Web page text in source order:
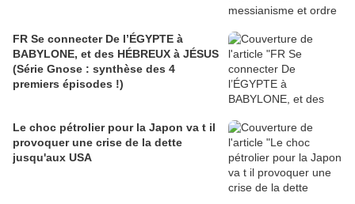
FR Se connecter De l’ÉGYPTE à
BABYLONE, et des HÉBREUX à JÉSUS
(Série Gnose : synthèse des 4
premiers épisodes !)
Le choc pétrolier pour la Japon va t il
provoquer une crise de la dette
jusqu'aux USA